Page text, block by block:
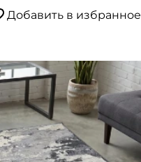
Добавить в избранное